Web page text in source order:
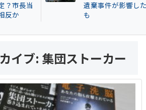
遺棄事件が影響したと
も
片桐
イブ: 集団ストーカー